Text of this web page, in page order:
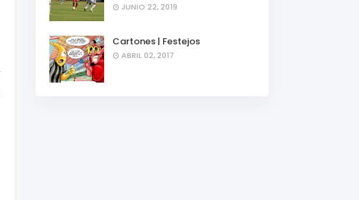
JUNIO 22, 2019
Cartones | Festejos
ABRIL 02, 2017